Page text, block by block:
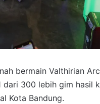
bermain Valthirian
300 lebih gim hasil
Kota Bandung.